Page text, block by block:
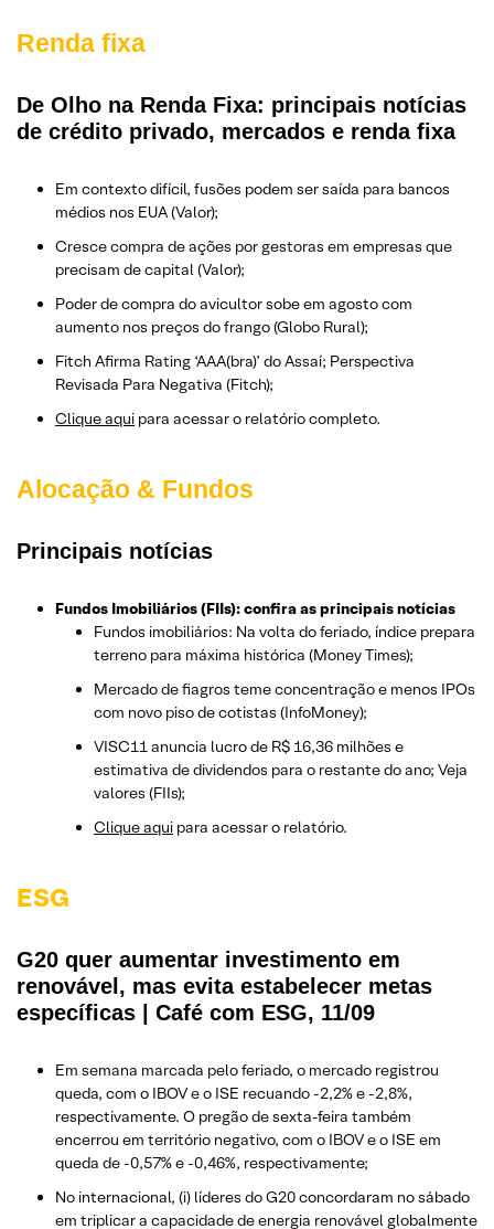
Renda fixa
De Olho na Renda Fixa: principais notícias
de crédito privado, mercados e renda fixa
Em contexto difícil, fusões podem ser saída para bancos
médios nos EUA (Valor);
Cresce compra de ações por gestoras em empresas que
precisam de capital (Valor);
Poder de compra do avicultor sobe em agosto com
aumento nos preços do frango (Globo Rural);
Fitch Afirma Rating ‘AAA(bra)’ do Assaí; Perspectiva
Revisada Para Negativa (Fitch);
Clique aqui para acessar o relatório completo.
Alocação & Fundos
Principais notícias
Fundos Imobiliários (FIIs): confira as principais notícias
Fundos imobiliários: Na volta do feriado, índice prepara
terreno para máxima histórica (Money Times);
Mercado de fiagros teme concentração e menos IPOs
com novo piso de cotistas (InfoMoney);
VISC11 anuncia lucro de R$ 16,36 milhões e
estimativa de dividendos para o restante do ano; Veja
valores (FIIs);
Clique aqui para acessar o relatório.
ESG
G20 quer aumentar investimento em
renovável, mas evita estabelecer metas
específicas | Café com ESG, 11/09
Em semana marcada pelo feriado, o mercado registrou
queda, com o IBOV e o ISE recuando -2,2% e -2,8%,
respectivamente. O pregão de sexta-feira também
encerrou em território negativo, com o IBOV e o ISE em
queda de -0,57% e -0,46%, respectivamente;
No internacional, (i) líderes do G20 concordaram no sábado
em triplicar a capacidade de energia renovável globalmente